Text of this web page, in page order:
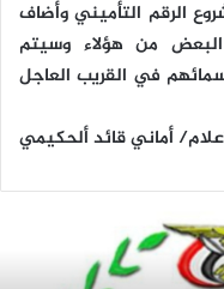
الرقم التأميني وأضاف
من هؤلاء وسيتم
في القريب العاجل
أماني قائد ألحكيمي